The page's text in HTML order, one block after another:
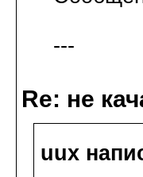
---
Re: не
uux